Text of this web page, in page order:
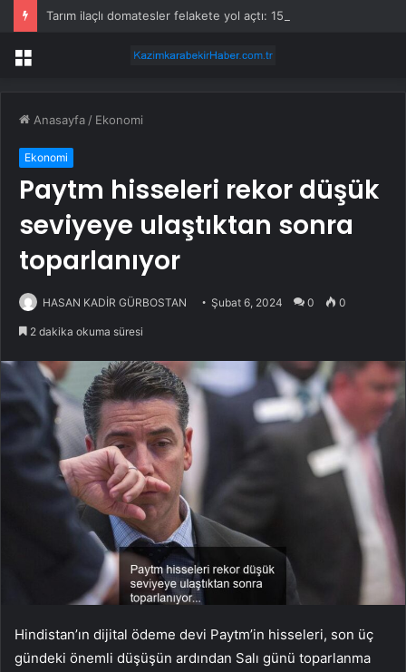
Menü
Anasayfa / Ekonomi
Ekonomi
Paytm hisseleri rekor düşük
seviyeye ulaştıktan sonra
toparlanıyor
HASAN KADİR GÜRBOSTAN Şubat 6, 2024 0 0
2 dakika okuma süresi
Hindistan’ın dijital ödeme devi Paytm’in hisseleri, son üç
gündeki önemli düşüşün ardından Salı günü toparlanma